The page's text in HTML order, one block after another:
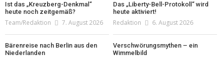
Ist das „Kreuzberg-Denkmal“
heute noch zeitgemäß?
Team/Redaktion 7. August 2026
Das „Liberty-Bell-Protokoll“ wird
heute aktiviert!
Redaktion 6. August 2026
Bärenreise nach Berlin aus den
Niederlanden
Verschwörungsmythen – ein
Wimmelbild